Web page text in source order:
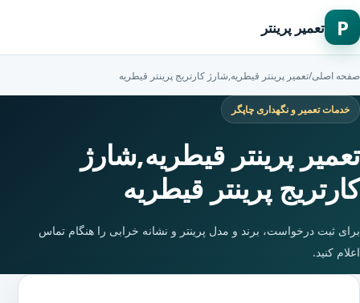
P تعمیر پرینتر
صفحه اصلی/تعمیر پرینتر قیطریه,شارژ کارتریج پرینتر قیطریه
خدمات تعمیر و نگهداری چاپگر
تعمیر پرینتر قیطریه,شارژ
کارتریج پرینتر قیطریه
برای ثبت درخواست، برند و مدل پرینتر و نشانه خرابی را هنگام تماس
اعلام کنید.